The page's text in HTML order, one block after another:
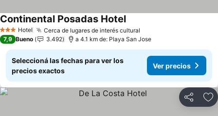
3 Estrellas
Hotel Cerca de lugares de interés cultural
Continental Posadas Hotel
7,9 Bueno 3.492 a 4.1 km de: Playa San Jose
Seleccioná las fechas para ver los
precios exactos
Ver precios
Compartir